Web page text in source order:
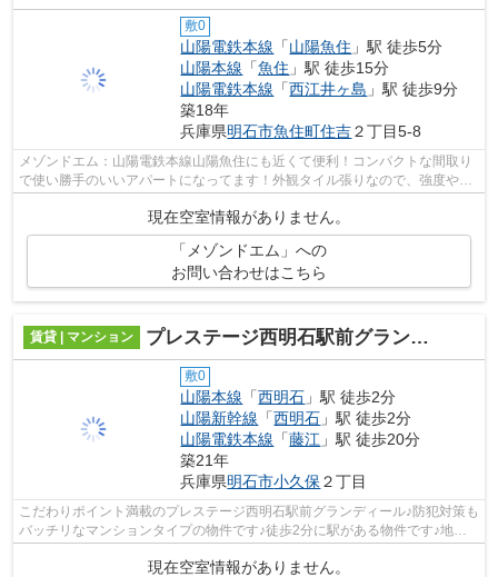
敷0
山陽電鉄本線 「山陽魚住 」駅 徒歩5分
山陽本線 「魚住 」駅 徒歩15分
山陽電鉄本線 「西江井ヶ島 」駅 徒歩9分
築18年
兵庫県明石市魚住町住吉２丁目5-8
メゾンドエム：山陽電鉄本線山陽魚住にも近くて便利！コンパクトな間取り
で使い勝手のいいアパートになってます！外観タイル張りなので、強度や耐
現在空室情報がありません。
「メゾンドエム」への
お問い合わせはこちら
賃貸 | マンション プレステージ西明石駅前グランディール
敷0
山陽本線 「西明石 」駅 徒歩2分
山陽新幹線 「西明石 」駅 徒歩2分
山陽電鉄本線 「藤江 」駅 徒歩20分
築21年
兵庫県明石市小久保２丁目
こだわりポイント満載のプレステージ西明石駅前グランディール♪防犯対策も
バッチリなマンションタイプの物件です♪徒歩2分に駅がある物件です♪地上
12階建てでニーズの高い物件です♪丁寧...
現在空室情報がありません。